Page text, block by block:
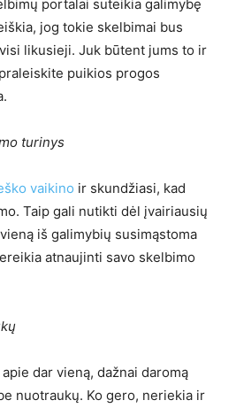
portalai suteikia galimybę
jog tokie skelbimai bus
likusieji. Juk būtent jums to ir
puikios progos
turinys
vaikino ir skundžiasi, kad
Taip gali nutikti dėl įvairiausių
iš galimybių susimąstoma
atnaujinti savo skelbimo
dar vieną, dažnai daromą
nuotraukų. Ko gero, neriekia ir